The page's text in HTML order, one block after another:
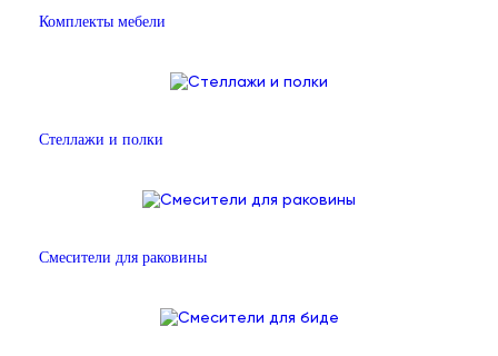
Комплекты мебели
Стеллажи и полки
Смесители для раковины